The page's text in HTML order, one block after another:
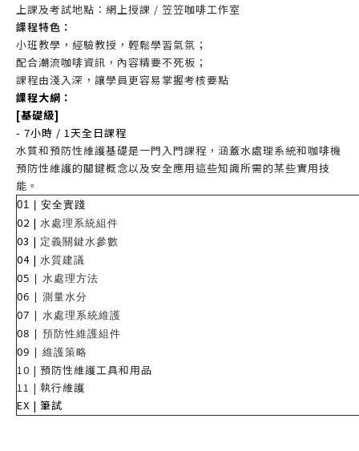
上課及考試地點：網上授課 / 笠笠咖啡工作室
課程特色 ：
小班教學，經驗教授，輕鬆學習氣氛 ；
配合潮流咖啡資訊 ，內容精要不死板；
課程由淺入深，讓學員更容易掌握考核要點
課程大綱：
[基礎級]
- 7小時 / 1天全日課程
水質和預防性維護基礎是一門入門課程，涵蓋水處理系統和咖啡機
預防性維護的關鍵概念以及安全應用這些知識所需的某些實用技
能。
01 | 安全實踐
02 | 水處理系統組件
03 | 定義關鍵水參數
04 | 水質建議
05 | 水處理方法
06 | 測量水分
07 | 水處理系統維護
08 | 預防性維護組件
09 | 維護策略
10 | 預防性維護工具和用品
11 | 執行維護
EX | 筆試